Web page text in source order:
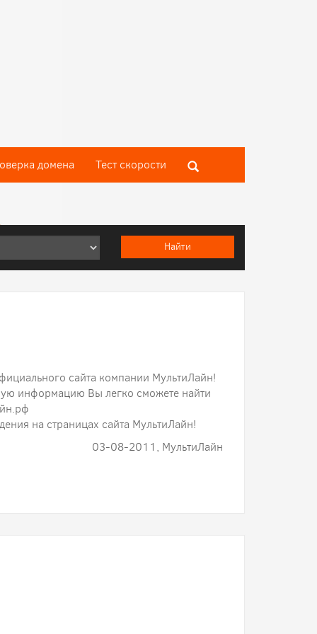
домена Тест скороcти
сайта компании МультиЛайн!
информацию Вы легко сможете найти
на страницах сайта МультиЛайн!
03-08-2011, МультиЛайн